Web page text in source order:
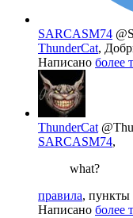
SARCASM74
ThunderCat,
Написано более
ThunderCat
SARCASM74,
what?
правила, пункты
Написано более